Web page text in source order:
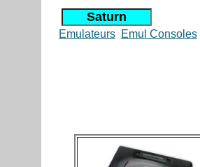
Emulateurs Emul Consoles